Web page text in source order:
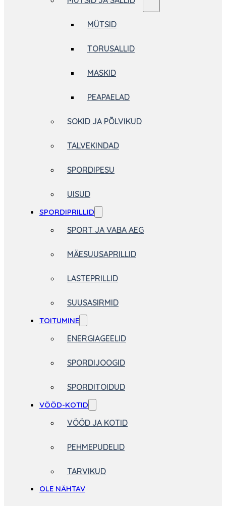
MÜTSID
TORUSALLID
MASKID
PEAPAELAD
SOKID JA PÕLVIKUD
TALVEKINDAD
SPORDIPESU
UISUD
SPORDIPRILLID
SPORT JA VABA AEG
MÄESUUSAPRILLID
LASTEPRILLID
SUUSASIRMID
TOITUMINE
ENERGIAGEELID
SPORDIJOOGID
SPORDITOIDUD
VÖÖD-KOTID
VÖÖD JA KOTID
PEHMEPUDELID
TARVIKUD
OLE NÄHTAV